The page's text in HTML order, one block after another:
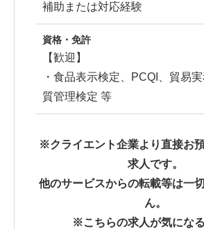
補助または対応経験
資格・免許
【歓迎】
・食品表示検定、PCQI、貿易
質管理検定 等
※クライエント企業より直接お
求人です。
他のサービスからの転載等は一
ん。
※こちらの求人が気になる